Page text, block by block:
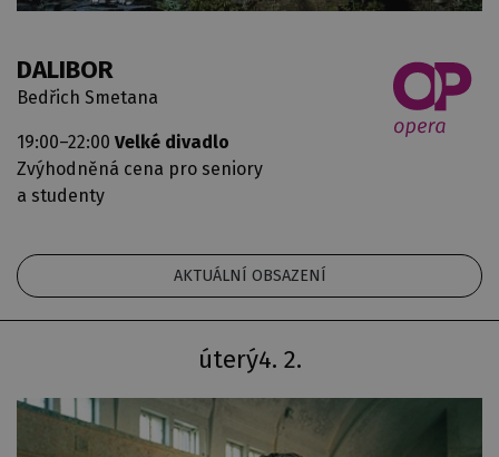
DALIBOR
Bedřich Smetana
19:00–22:00 Velké divadlo
Zvýhodněná cena pro seniory
a studenty
AKTUÁLNÍ OBSAZENÍ
4. 2.
úterý